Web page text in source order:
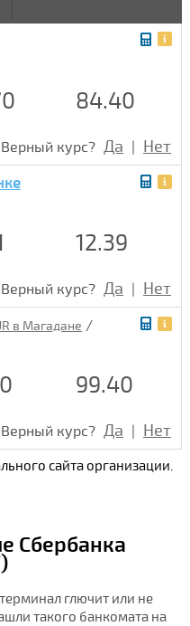
84.40
Верный курс? Да | Нет
12.39
Верный курс? Да | Нет
в Магадане /
99.40
Верный курс? Да | Нет
сайта организации.
Сбербанка
глючит или не
такого банкомата на